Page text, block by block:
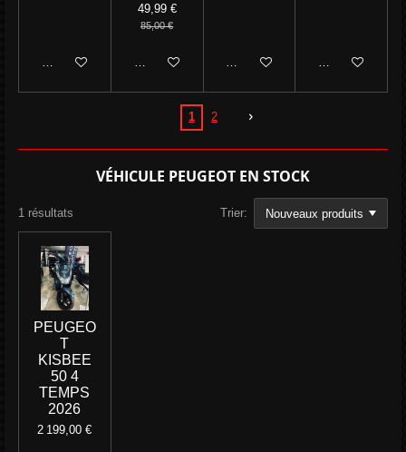
Ajouter au panier
49,99 €
85,00 €
Ajouter au panier Ajouter au panier Ajouter au
1 2
VÉHICULE PEUGEOT EN STOCK
1 résultats Trier:
PEUGEO
T
KISBEE
50 4
TEMPS
2026
2 199,00 €